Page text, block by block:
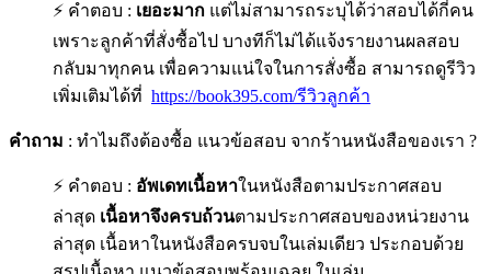
⚡ คำตอบ : เยอะมาก แต่ไม่สามารถระบุได้ว่าสอบได้กี่คน
เพราะลูกค้าที่สั่งซื้อไป บางทีก็ไม่ได้แจ้งรายงานผลสอบ
กลับมาทุกคน เพื่อความแน่ใจในการสั่งซื้อ สามารถดูรีวิว
เพิ่มเติมได้ที่ https://book395.com/รีวิวลูกค้า
คำถาม : ทำไมถึงต้องซื้อ แนวข้อสอบ จากร้านหนังสือของเรา ?
⚡ คำตอบ : อัพเดทเนื้อหาในหนังสือตามประกาศสอบ
ล่าสุด เนื้อหาจึงครบถ้วนตามประกาศสอบของหน่วยงาน
ล่าสุด เนื้อหาในหนังสือครบจบในเล่มเดียว ประกอบด้วย